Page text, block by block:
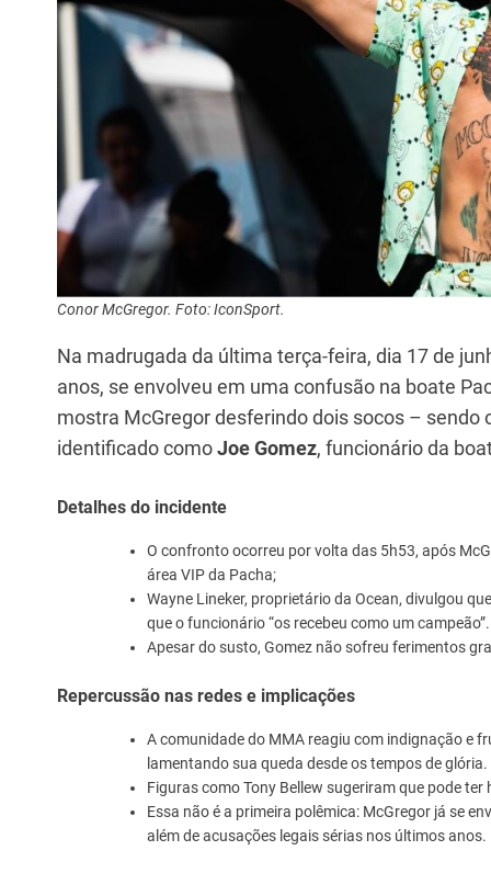
Conor McGregor. Foto: IconSport.
Na madrugada da última terça-feira, dia 17 de
anos, se envolveu em uma confusão na boate
mostra McGregor desferindo dois socos –
identificado comoJoe Gomez, funcionário da
Detalhes do incidente
O confronto ocorreu por volta das 5h53, após
área VIP da Pacha;
Wayne Lineker, proprietário da Ocean, divulgou
que o funcionário “os recebeu como um campeão”.
Apesar do susto, Gomez não sofreu ferimentos
Repercussão nas redes e implicações
A comunidade do MMA reagiu com indignação e
lamentando sua queda desde os tempos de glória.
Figuras como Tony Bellew sugeriram que pode
Essa não é a primeira polêmica: McGregor já se
além de acusações legais sérias nos últimos anos.